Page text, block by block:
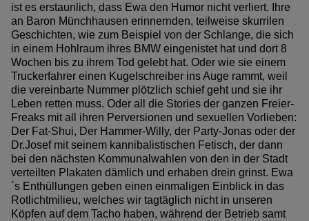
ist es erstaunlich, dass Ewa den Humor nicht verliert. Ihre
an Baron Münchhausen erinnernden, teilweise skurrilen
Geschichten, wie zum Beispiel von der Schlange, die sich
in einem Hohlraum ihres BMW eingenistet hat und dort 8
Wochen bis zu ihrem Tod gelebt hat. Oder wie sie einem
Truckerfahrer einen Kugelschreiber ins Auge rammt, weil
die vereinbarte Nummer plötzlich schief geht und sie ihr
Leben retten muss. Oder all die Stories der ganzen Freier-
Freaks mit all ihren Perversionen und sexuellen Vorlieben:
Der Fat-Shui, Der Hammer-Willy, der Party-Jonas oder der
Dr.Josef mit seinem kannibalistischen Fetisch, der dann
bei den nächsten Kommunalwahlen von den in der Stadt
verteilten Plakaten dämlich und erhaben drein grinst. Ewa
´s Enthüllungen geben einen einmaligen Einblick in das
Rotlichtmilieu, welches wir tagtäglich nicht in unseren
Köpfen auf dem Tacho haben, während der Betrieb samt